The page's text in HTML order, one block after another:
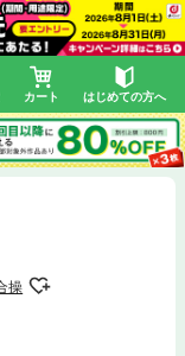
カート はじめての方へ
操